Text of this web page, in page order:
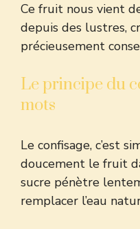
Ce fruit nous vient
depuis des lustres,
précieusement
Le principe du
mots
Le confisage, c’est
doucement le fruit
sucre pénètre
remplacer l’eau